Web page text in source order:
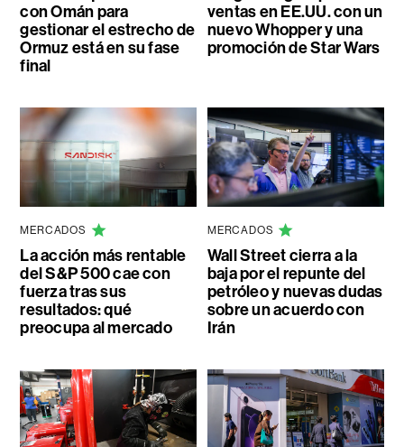
con Omán para
gestionar el estrecho de
Ormuz está en su fase
final
ventas en EE.UU. con un
nuevo Whopper y una
promoción de Star Wars
MERCADOS
La acción más rentable
del S&P 500 cae con
fuerza tras sus
resultados: qué
preocupa al mercado
MERCADOS
Wall Street cierra a la
baja por el repunte del
petróleo y nuevas dudas
sobre un acuerdo con
Irán